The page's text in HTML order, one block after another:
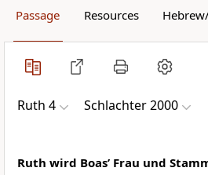
Passage Resources
Ruth 4 Schlachter 2000
Ruth wird Boas’ Frau und